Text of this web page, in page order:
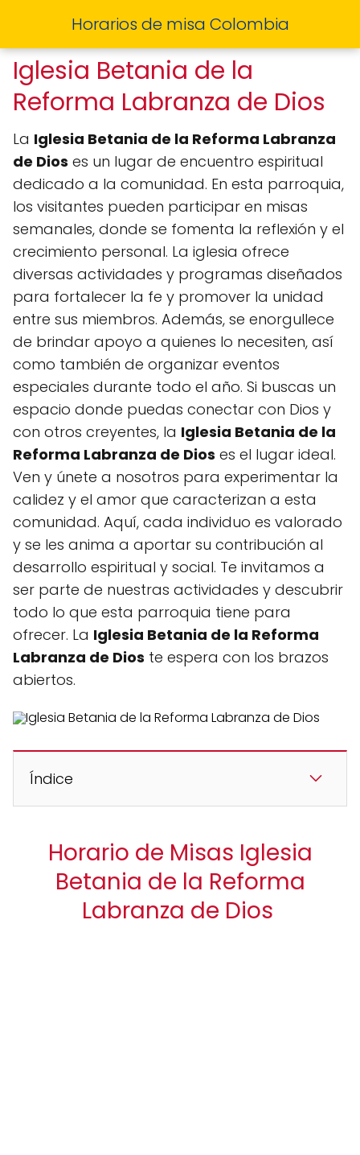
Horarios de misa Colombia
Iglesia Betania de la
Reforma Labranza de Dios
La Iglesia Betania de la Reforma Labranza
de Dios es un lugar de encuentro espiritual
dedicado a la comunidad. En esta parroquia,
los visitantes pueden participar en misas
semanales, donde se fomenta la reflexión y el
crecimiento personal. La iglesia ofrece
diversas actividades y programas diseñados
para fortalecer la fe y promover la unidad
entre sus miembros. Además, se enorgullece
de brindar apoyo a quienes lo necesiten, así
como también de organizar eventos
especiales durante todo el año. Si buscas un
espacio donde puedas conectar con Dios y
con otros creyentes, la Iglesia Betania de la
Reforma Labranza de Dios es el lugar ideal.
Ven y únete a nosotros para experimentar la
calidez y el amor que caracterizan a esta
comunidad. Aquí, cada individuo es valorado
y se les anima a aportar su contribución al
desarrollo espiritual y social. Te invitamos a
ser parte de nuestras actividades y descubrir
todo lo que esta parroquia tiene para
ofrecer. La Iglesia Betania de la Reforma
Labranza de Dios te espera con los brazos
abiertos.
Índice
Horario de Misas Iglesia
Betania de la Reforma
Labranza de Dios